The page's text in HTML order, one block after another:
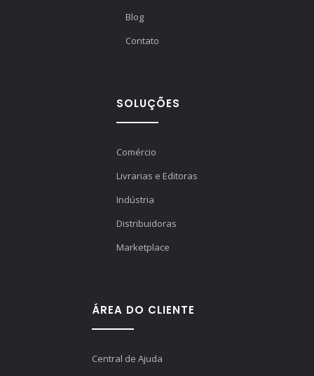
Blog
Contato
SOLUÇÕES
Comércio
Livrarias e Editoras
Indústria
Distribuidoras
Marketplace
ÁREA DO CLIENTE
Central de Ajuda